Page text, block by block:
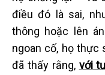
điều đó là sai,
thông hoặc lên
ngoan cố, họ thực
đã thấy rằng, với